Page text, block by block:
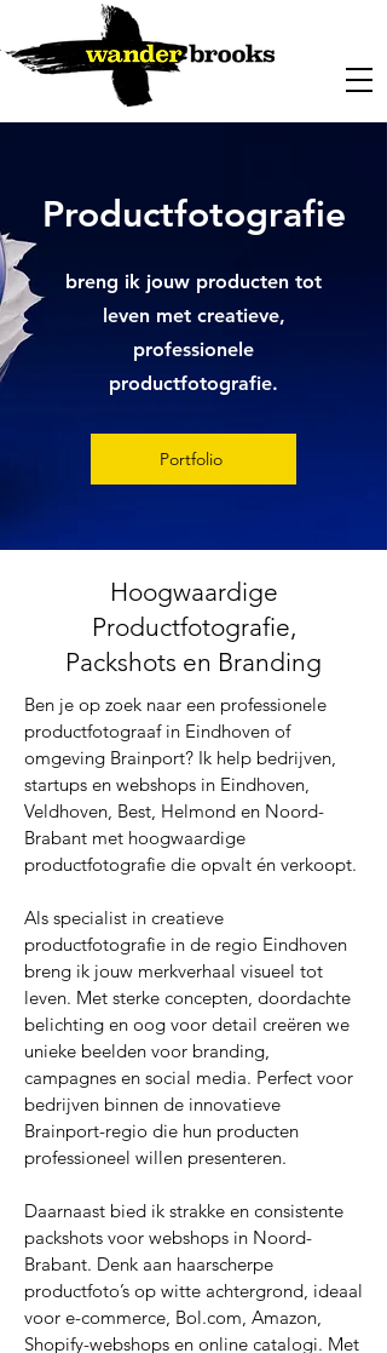
Productfotografie
breng ik jouw producten tot
leven met creatieve,
professionele
productfotografie.
Portfolio
Hoogwaardige
Productfotografie,
Packshots en Branding
Ben je op zoek naar een professionele
productfotograaf in Eindhoven of
omgeving Brainport? Ik help bedrijven,
startups en webshops in Eindhoven,
Veldhoven, Best, Helmond en Noord-
Brabant met hoogwaardige
productfotografie die opvalt én verkoopt.
Als specialist in creatieve
productfotografie in de regio Eindhoven
breng ik jouw merkverhaal visueel tot
leven. Met sterke concepten, doordachte
belichting en oog voor detail creëren we
unieke beelden voor branding,
campagnes en social media. Perfect voor
bedrijven binnen de innovatieve
Brainport-regio die hun producten
professioneel willen presenteren.
Daarnaast bied ik strakke en consistente
packshots voor webshops in Noord-
Brabant. Denk aan haarscherpe
productfoto’s op witte achtergrond, ideaal
voor e-commerce, Bol.com, Amazon,
Shopify-webshops en online catalogi. Met